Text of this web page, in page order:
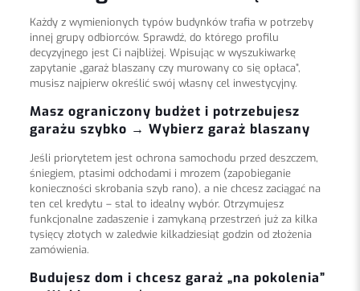
Każdy z wymienionych typów budynków trafia w potrzeby
innej grupy odbiorców. Sprawdź, do którego profilu
decyzyjnego jest Ci najbliżej. Wpisując w wyszukiwarkę
zapytanie „garaż blaszany czy murowany co się opłaca”,
musisz najpierw określić swój własny cel inwestycyjny.
Masz ograniczony budżet i potrzebujesz
garażu szybko → Wybierz garaż blaszany
Jeśli priorytetem jest ochrona samochodu przed deszczem,
śniegiem, ptasimi odchodami i mrozem (zapobieganie
konieczności skrobania szyb rano), a nie chcesz zaciągać na
ten cel kredytu – stal to idealny wybór. Otrzymujesz
funkcjonalne zadaszenie i zamykaną przestrzeń już za kilka
tysięcy złotych w zaledwie kilkadziesiąt godzin od złożenia
zamówienia.
Budujesz dom i chcesz garaż „na pokolenia”